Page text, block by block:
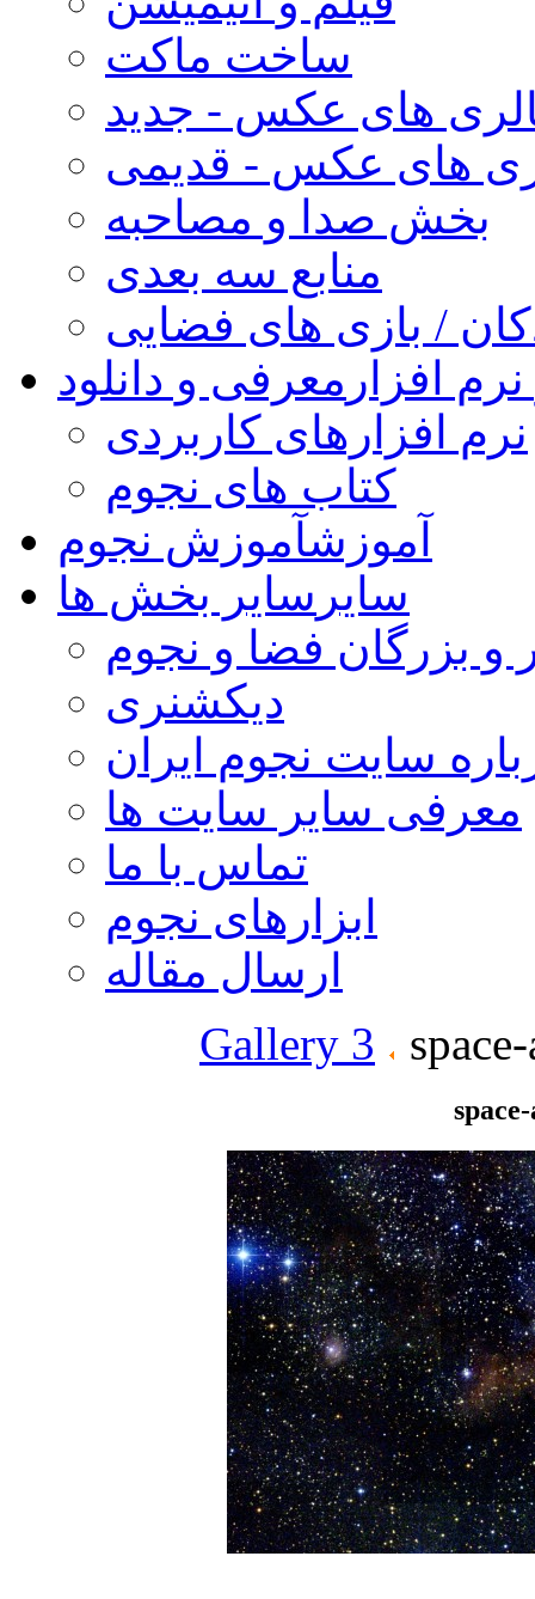
ساخت ماکت
های عکس - جدید
های عکس - قدیمی
بخش صدا و مصاحبه
منابع سه بعدی
/ بازی های فضایی
افزار معرفی و دانلود
نرم افزارهای کاربردی
کتاب های نجوم
آموزشآموزش نجوم
سایر سایر بخش ها
و بزرگان فضا و نجوم
دیکشنری
سایت نجوم ایران
معرفی سایر سایت ها
تماس با ما
ابزارهای نجوم
ارسال مقاله
Gallery 3